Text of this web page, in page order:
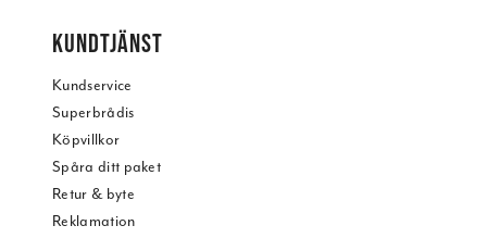
KUNDTJÄNST
Kundservice
Superbrådis
Köpvillkor
Spåra ditt paket
Retur & byte
Reklamation